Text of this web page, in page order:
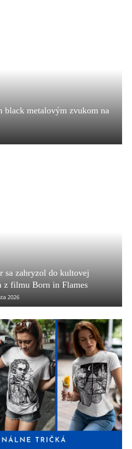
black metalovým zvukom na
sa zahryzol do kultovej
z filmu Born in Flames
2026